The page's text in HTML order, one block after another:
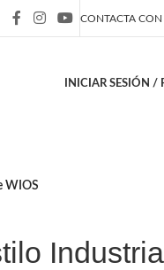
CONTACTA
INICIAR SESIÓN /
WIOS